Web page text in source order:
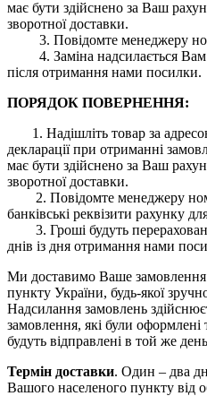
має бути здійснено за Ваш
зворотної доставки.
3. Повідомте менеджеру
4. Заміна надсилається Вам
після отримання нами посилки.
ПОРЯДОК ПОВЕРНЕННЯ:
1. Надішліть товар за
декларації при отриманні
має бути здійснено за Ваш
зворотної доставки.
2. Повідомте менеджеру
банківські реквізити рахунку
3. Гроші будуть
днів із дня отримання нами
Ми доставимо Ваше замовлення
пункту України, будь-якої
Надсилання замовлень
замовлення, які були оформлені
будуть відправлені в той же
Термін доставки. Один – два
Вашого населеного пункту від